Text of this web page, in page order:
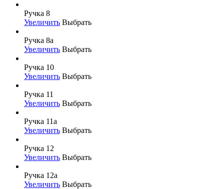
Ручка 8
Увеличить Выбрать
Ручка 8а
Увеличить Выбрать
Ручка 10
Увеличить Выбрать
Ручка 11
Увеличить Выбрать
Ручка 11а
Увеличить Выбрать
Ручка 12
Увеличить Выбрать
Ручка 12а
Увеличить Выбрать